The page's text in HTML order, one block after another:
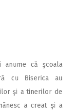
că şcoala
cu Biserica au
şi a tinerilor de
a creat şi a